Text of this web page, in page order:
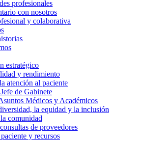
profesionales
con nosotros
y colaborativa
estratégico
y rendimiento
atención al paciente
de Gabinete
Médicos y Académicos
la equidad y la inclusión
comunidad
de proveedores
y recursos